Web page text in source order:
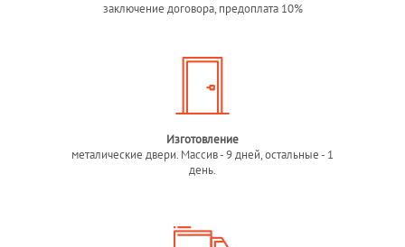
заключение договора, предоплата 10%
Изготовление
металические двери. Массив - 9 дней, остальные - 1
день.